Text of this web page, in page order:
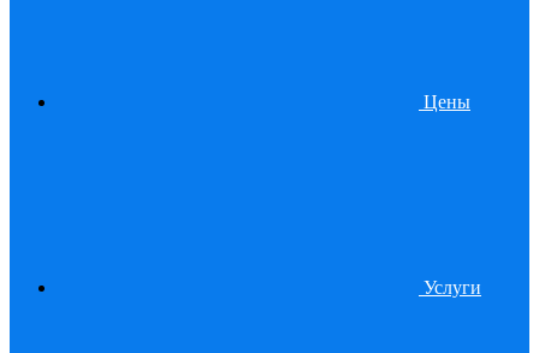
Цены
Услуги